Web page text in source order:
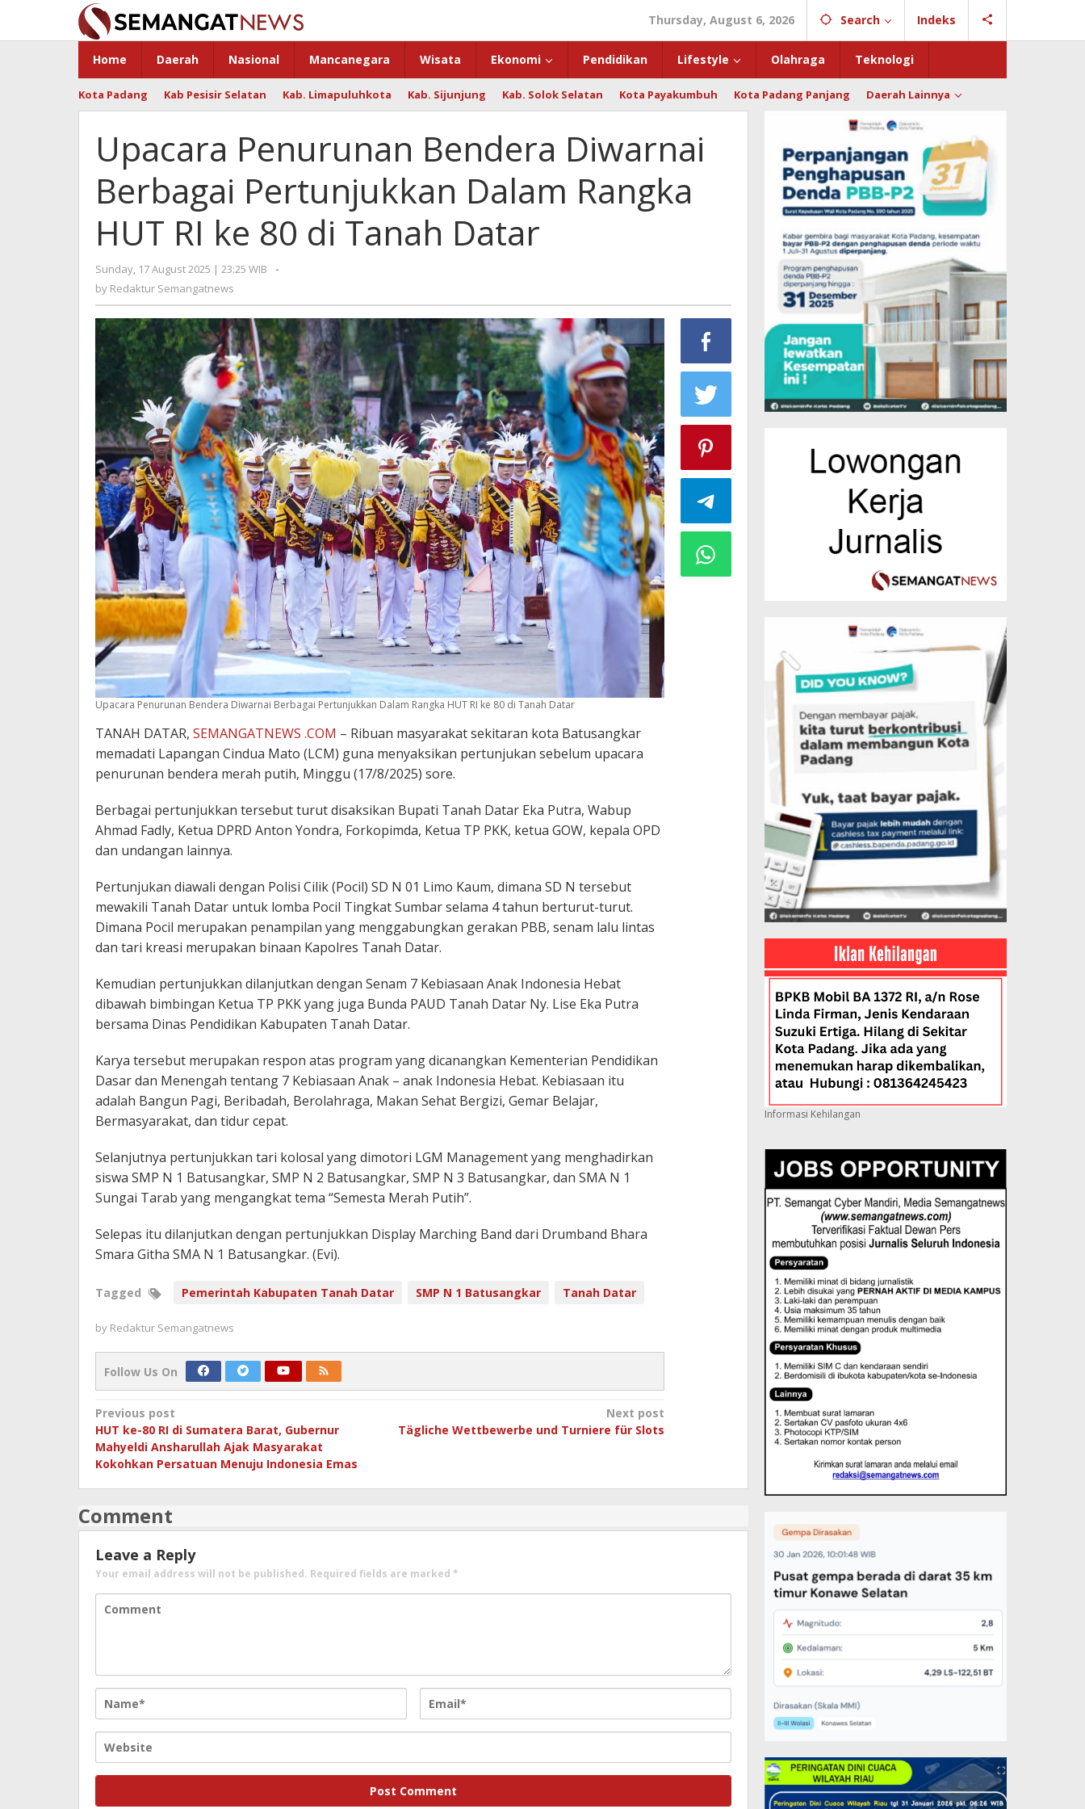
content
Thursday, August 6, 2026 Search Indeks
Home Daerah Nasional Mancanegara Wisata Ekonomi Pendidikan Lifestyle Olahraga Teknologi
Kota Padang Kab Pesisir Selatan Kab. Limapuluhkota Kab. Sijunjung Kab. Solok Selatan Kota Payakumbuh Kota Padang Panjang Daerah Lainnya
Upacara Penurunan Bendera Diwarnai
Berbagai Pertunjukkan Dalam Rangka
HUT RI ke 80 di Tanah Datar
Sunday, 17 August 2025 | 23:25 WIB
by
-
by Redaktur Semangatnews
Upacara Penurunan Bendera Diwarnai Berbagai Pertunjukkan Dalam Rangka HUT RI ke 80 di Tanah Datar
TANAH DATAR, SEMANGATNEWS .COM – Ribuan masyarakat sekitaran kota Batusangkar
memadati Lapangan Cindua Mato (LCM) guna menyaksikan pertunjukan sebelum upacara
penurunan bendera merah putih, Minggu (17/8/2025) sore.
Berbagai pertunjukkan tersebut turut disaksikan Bupati Tanah Datar Eka Putra, Wabup
Ahmad Fadly, Ketua DPRD Anton Yondra, Forkopimda, Ketua TP PKK, ketua GOW, kepala OPD
dan undangan lainnya.
Pertunjukan diawali dengan Polisi Cilik (Pocil) SD N 01 Limo Kaum, dimana SD N tersebut
mewakili Tanah Datar untuk lomba Pocil Tingkat Sumbar selama 4 tahun berturut-turut.
Dimana Pocil merupakan penampilan yang menggabungkan gerakan PBB, senam lalu lintas
dan tari kreasi merupakan binaan Kapolres Tanah Datar.
Kemudian pertunjukkan dilanjutkan dengan Senam 7 Kebiasaan Anak Indonesia Hebat
dibawah bimbingan Ketua TP PKK yang juga Bunda PAUD Tanah Datar Ny. Lise Eka Putra
bersama Dinas Pendidikan Kabupaten Tanah Datar.
Karya tersebut merupakan respon atas program yang dicanangkan Kementerian Pendidikan
Dasar dan Menengah tentang 7 Kebiasaan Anak – anak Indonesia Hebat. Kebiasaan itu
adalah Bangun Pagi, Beribadah, Berolahraga, Makan Sehat Bergizi, Gemar Belajar,
Bermasyarakat, dan tidur cepat.
Selanjutnya pertunjukkan tari kolosal yang dimotori LGM Management yang menghadirkan
siswa SMP N 1 Batusangkar, SMP N 2 Batusangkar, SMP N 3 Batusangkar, dan SMA N 1
Sungai Tarab yang mengangkat tema “Semesta Merah Putih”.
Selepas itu dilanjutkan dengan pertunjukkan Display Marching Band dari Drumband Bhara
Smara Githa SMA N 1 Batusangkar. (Evi).
Tagged Pemerintah Kabupaten Tanah Datar SMP N 1 Batusangkar Tanah Datar
by Redaktur Semangatnews
Follow Us On
Post
navigation
Previous post
HUT ke-80 RI di Sumatera Barat, Gubernur
Mahyeldi Ansharullah Ajak Masyarakat
Kokohkan Persatuan Menuju Indonesia Emas
Next post
Tägliche Wettbewerbe und Turniere für Slots
Comment
Leave a Reply
Your email address will not be published. Required fields are marked *
Informasi Kehilangan